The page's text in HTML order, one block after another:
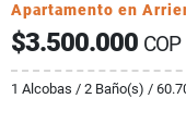
Apartamento en
$3.500.000 COP
1 Alcobas / 2 Baño(s) /